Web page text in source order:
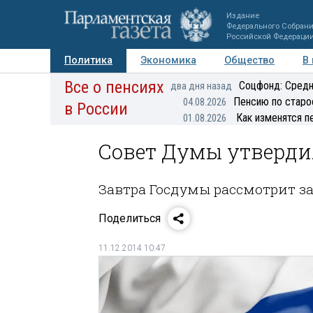
Издание
Федерального
Российской
Политика Экономика Общество
В
Авторы Персоны Мнения Регионы
Все о пенсиях
в России
два дня назад Соцфонд:
04.08.2026 Пенсию по
01.08.2026 Как изменятся
Совет Думы
Завтра Госдумы рассмотрит
Поделиться
11.12.2014 10:47